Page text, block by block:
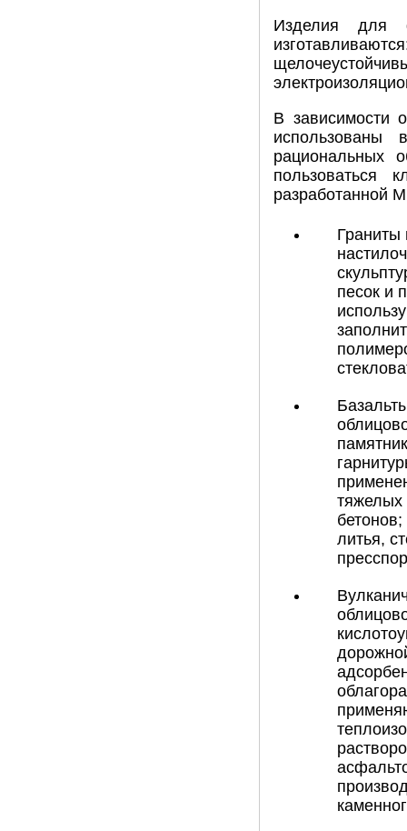
Изделия для
В зависимости
использованы
рациональных
пользоваться
разработанной
Граниты
песок и
тяжелых
литья,